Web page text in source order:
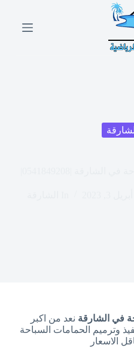
في الشارقة نعد من اكبر
وترميم الحمامات السباحة
الاسعار